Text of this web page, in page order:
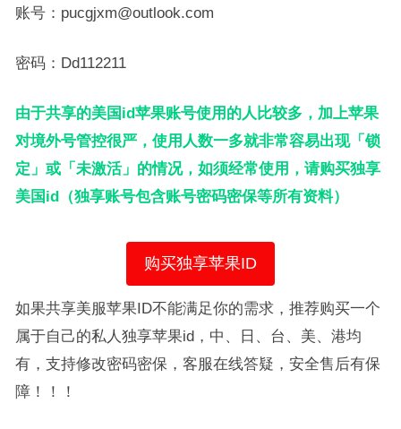
账号：pucgjxm@outlook.com
密码：Dd112211
由于共享的美国id苹果账号使用的人比较多，加上苹果
对境外号管控很严，使用人数一多就非常容易出现「锁
定」或「未激活」的情况，如须经常使用，请购买独享
美国id（独享账号包含账号密码密保等所有资料）
购买独享苹果ID
如果共享美服苹果ID不能满足你的需求，推荐购买一个
属于自己的私人独享苹果id，中、日、台、美、港均
有，支持修改密码密保，客服在线答疑，安全售后有保
障！！！